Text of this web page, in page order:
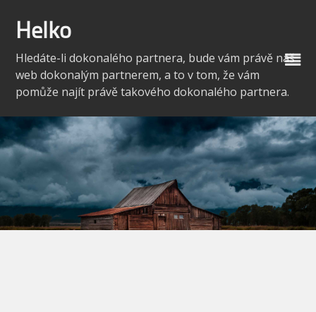
content
Helko
Hledáte-li dokonalého partnera, bude vám právě náš
web dokonalým partnerem, a to v tom, že vám
pomůže najít právě takového dokonalého partnera.